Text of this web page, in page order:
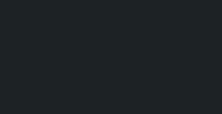
सांसद यादवले उठाएको ढल्केबर